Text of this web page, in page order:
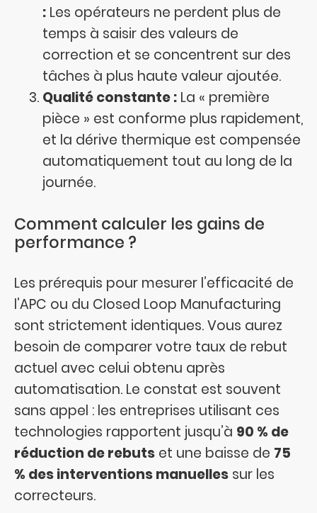
: Les opérateurs ne perdent plus de
temps à saisir des valeurs de
correction et se concentrent sur des
tâches à plus haute valeur ajoutée.
Qualité constante : La « première
pièce » est conforme plus rapidement,
et la dérive thermique est compensée
automatiquement tout au long de la
journée.
Comment calculer les gains de
performance ?
Les prérequis pour mesurer l’efficacité de
l’APC ou du Closed Loop Manufacturing
sont strictement identiques. Vous aurez
besoin de comparer votre taux de rebut
actuel avec celui obtenu après
automatisation. Le constat est souvent
sans appel : les entreprises utilisant ces
technologies rapportent jusqu’à 90 % de
réduction de rebuts et une baisse de 75
% des interventions manuelles sur les
correcteurs.